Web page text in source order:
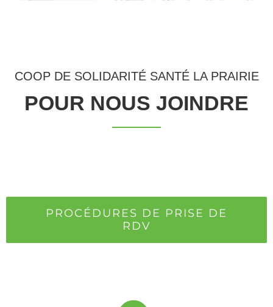
COOP DE SOLIDARITÉ SANTÉ LA PRAIRIE
POUR NOUS JOINDRE
PROCÉDURES DE PRISE DE
RDV